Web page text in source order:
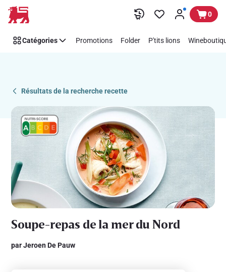
Passer
Recipe
Details
0
Catégories Promotions Folder P'tits lions
Résultats de la recherche recette
Soupe-repas de la mer du Nord
par Jeroen De Pauw